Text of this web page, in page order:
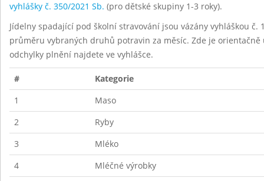
vyhlášky č. 350/2021 Sb. (pro dětské skupiny 1-3 roky).
Jídelny spadající pod školní stravování jsou vázány vyhláškou
průměru vybraných druhů potravin za měsíc. Zde je
odchylky plnění najdete ve vyhlášce.
#
Kategorie
1
Maso
2
Ryby
3
Mléko
4
Mléčné výrobky